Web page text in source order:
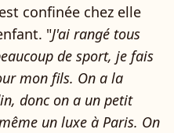
confinée chez elle
"J'ai rangé tous
de sport, je fais
mon fils. On a la
donc on a un petit
un luxe à Paris. On